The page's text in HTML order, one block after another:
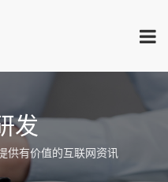
发
供有价值的互联网资讯